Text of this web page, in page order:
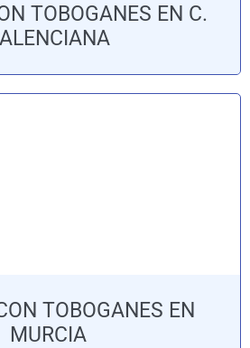
TOBOGANES EN C.
TOBOGANES EN
MURCIA